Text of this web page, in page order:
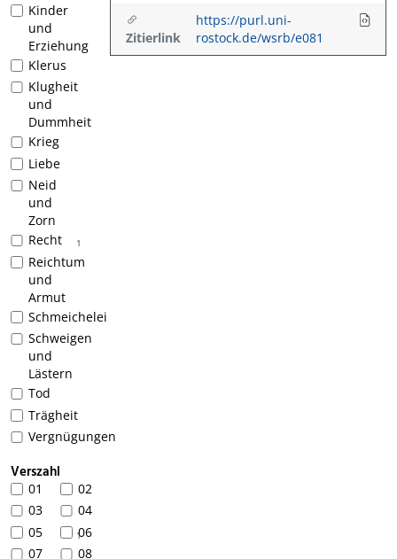
Kinder
und
Erziehung
Klerus
Klugheit
und
Dummheit
Krieg
Liebe
Neid
und
Zorn
1
Recht
Reichtum
und
Armut
Schmeichelei
Schweigen
und
Lästern
Tod
Trägheit
Vergnügungen
Verszahl
01
02
03
04
05
106
07
08
Zitierlink
https://purl.uni-
rostock.de/wsrb/e081